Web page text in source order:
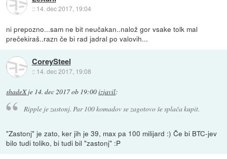
:: 14. dec 2017, 19:04
ni prepozno...sam ne bit neučakan..nalož gor vsake tolk mal
prečekiraš..razn če bi rad jadral po valovih...
CoreySteel
:: 14. dec 2017, 19:08
shadeXje 14. dec 2017 ob 19:00izjavil:
Ripple je zastonj. Par 100 komadov se zagotovo še splača kupit.
"Zastonj" je zato, ker jih je 39, max pa 100 milijard :) Če bi BTC-jev
bilo tudi toliko, bi tudi bil "zastonj" :P